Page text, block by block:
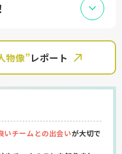
物像”レポート
いチームとの出会いが大切で